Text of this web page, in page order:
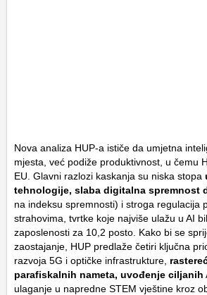
Nova analiza HUP-a ističe da umjetna
mjesta, već podiže produktivnost, u čemu
EU. Glavni razlozi kaskanja su niska stopa
tehnologije, slaba digitalna spremnost
na indeksu spremnosti) i stroga regulacija
strahovima, tvrtke koje najviše ulažu u AI
zaposlenosti za 10,2 posto. Kako bi se
zaostajanje, HUP predlaže četiri ključna
razvoja 5G i optičke infrastrukture,
parafiskalnih nameta, uvođenje ciljanih
ulaganje u napredne STEM vještine kroz